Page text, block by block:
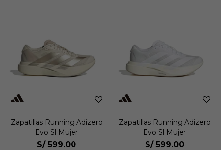
Zapatillas Running Adizero
Evo Sl Mujer
S/ 599.00
Zapatillas Running Adizero
Evo Sl Mujer
S/ 599.00